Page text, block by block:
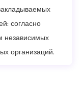
согласно
независимых
организаций.